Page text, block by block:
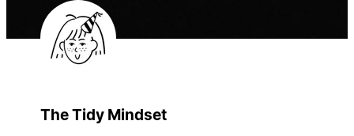
The Tidy Mindset